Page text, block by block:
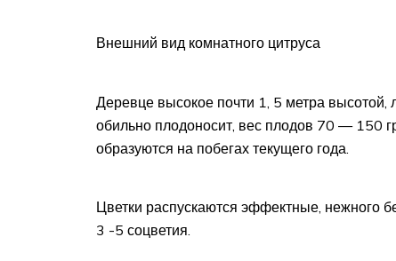
Внешний вид комнатного цитруса
Деревце высокое почти 1, 5 метра
обильно плодоносит, вес плодов 70 — 150
образуются на побегах текущего года.
Цветки распускаются эффектные, нежного
3 -5 соцветия.